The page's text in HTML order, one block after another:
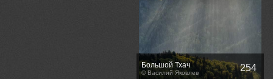
Большой Тхач
© Василий Яковлев 254